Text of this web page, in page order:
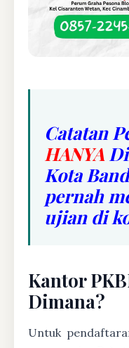
Catatan
HANYA
Kota
pernah
ujian di
Kantor
Dimana?
Untuk